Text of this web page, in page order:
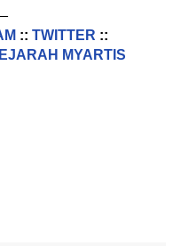
:: TWITTER ::
MYARTIS